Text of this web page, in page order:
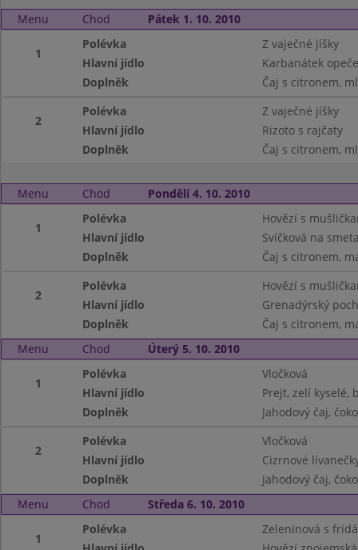
Menu Chod Pátek 1. 10. 2010
1
Polévka
Z vaječné jíšky
Hlavní jídlo
Karbanátek
Doplněk
Čaj s citronem,
2
Polévka
Z vaječné jíšky
Hlavní jídlo
Rizoto s rajčaty
Doplněk
Čaj s citronem,
Menu Chod Pondělí 4. 10. 2010
1
Polévka
Hovězí s
Hlavní jídlo
Svíčková na
Doplněk
Čaj s citronem,
2
Polévka
Hovězí s
Hlavní jídlo
Grenadýrský
Doplněk
Čaj s citronem,
Menu
Chod Úterý 5. 10. 2010
1
Polévka
Vločková
Hlavní jídlo
Prejt, zelí kyselé,
Doplněk
Jahodový čaj,
2
Polévka
Vločková
Hlavní jídlo
Cizrnové
Doplněk
Jahodový čaj,
Menu
Chod Středa 6. 10. 2010
1
Polévka
Zeleninová s